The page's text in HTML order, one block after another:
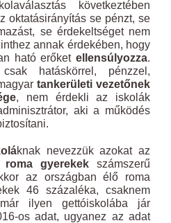
következtében
oktatásirányítás se pénzt, se
se érdekeltséget nem
annak érdekében, hogy
ható erőketellensúlyozza.
hatáskörrel, pénzzel,
tankerületi vezetőnek
, nem érdekli az iskolák
aki a működés
knak nevezzük azokat az
roma gyerekek számszerű
az országban élő roma
46 százaléka, csaknem
ilyen gettóiskolába jár
os adat, ugyanez az adat